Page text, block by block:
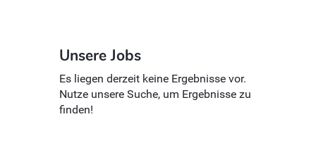
Unsere Jobs
Es liegen derzeit keine Ergebnisse vor.
Nutze unsere Suche, um Ergebnisse zu
finden!